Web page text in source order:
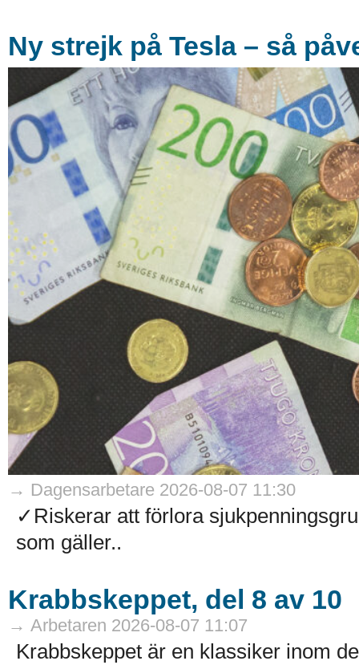
Ny strejk på Tesla – så
→ Dagensarbetare 2026-08-07 11:30
✓Riskerar att förlora
som gäller..
Krabbskeppet, del 8 av 10
→ Arbetaren 2026-08-07 11:07
Krabbskeppet är en klassiker inom